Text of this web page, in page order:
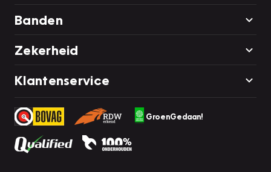
Banden
Zekerheid
Klantenservice
GroenGedaan!